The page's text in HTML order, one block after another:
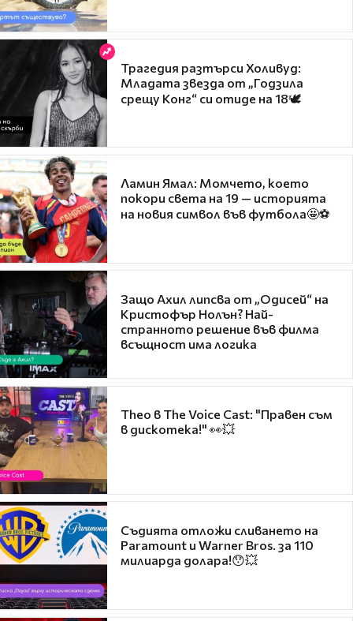
Трагедия разтърси Холивуд:
Младата звезда от „Годзила
срещу Конг“ си отиде на 18🕊️
Ламин Ямал: Момчето, което
покори света на 19 — историята
на новия символ във футбола🤩⚽
Защо Ахил липсва от „Одисей“ на
Кристофър Нолън? Най-
странното решение във филма
всъщност има логика
Theo в The Voice Cast: "Правен съм
в дискотека!" 👀💥
Съдията отложи сливането на
Paramount и Warner Bros. за 110
милиарда долара!😯💥